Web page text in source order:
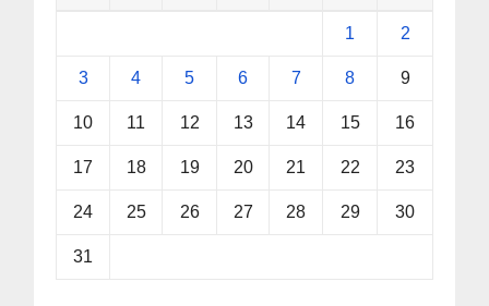
1 2
3 4 5 6 7 8 9
10 11 12 13 14 15 16
17 18 19 20 21 22 23
24 25 26 27 28 29 30
31